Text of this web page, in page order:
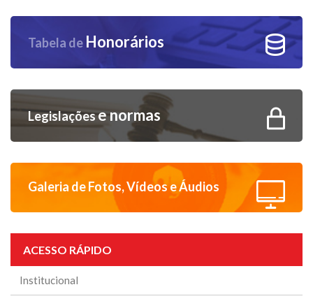
Tabela de Honorários
Legislaçõese normas
Galeria deFotos, Vídeose Áudios
ACESSO RÁPIDO
Institucional